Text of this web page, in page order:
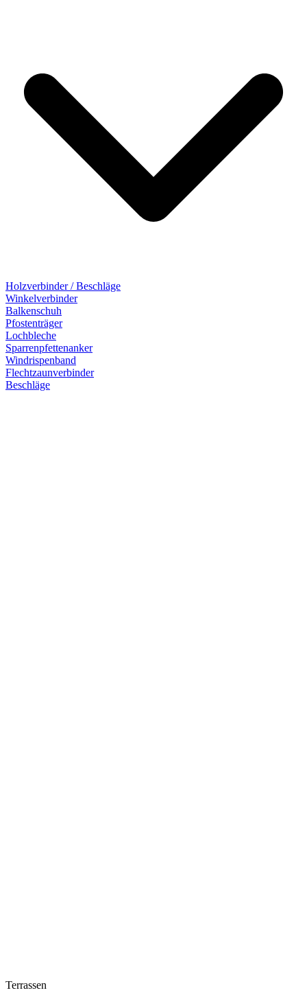
Holzverbinder / Beschläge
Winkelverbinder
Balkenschuh
Pfostenträger
Lochbleche
Sparrenpfettenanker
Windrispenband
Flechtzaunverbinder
Beschläge
Terrassen